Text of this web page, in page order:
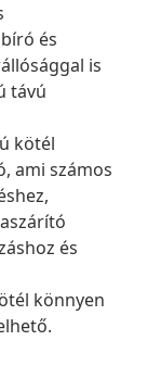
és
is
távú
kötél
ami számos
és
könnyen